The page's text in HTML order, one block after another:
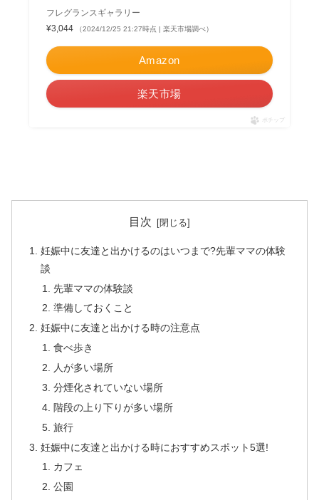
フレグランスギャラリー
¥3,044
（2024/12/25 21:27時点 | 楽天市場調べ）
Amazon
楽天市場
ポチップ
目次
妊娠中に友達と出かけるのはいつまで?先輩ママの体験
談
先輩ママの体験談
準備しておくこと
妊娠中に友達と出かける時の注意点
食べ歩き
人が多い場所
分煙化されていない場所
階段の上り下りが多い場所
旅行
妊娠中に友達と出かける時におすすめスポット5選!
カフェ
公園